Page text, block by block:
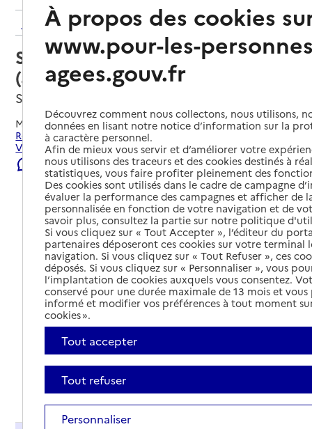
Retour aux résultats de l'annuaire
Service autonomie à domicile
(aide) – Âges et vie
Saint-Vallier, SAONE-ET-LOIRE
Mis à jour le03/08/2026
Rechercher les établissements et services autour de Saint-
Vallier.
Signaler une erreur
À propos des cookies
www.pour-les-
agees.gouv.fr
Découvrez comment nous collectons, nous utilisons,
données en lisant notre notice d’information sur la
à caractère personnel.
Afin de mieux vous servir et d’améliorer votre
nous utilisons des traceurs et des cookies destinés à
statistiques, vous faire profiter pleinement des
Des cookies sont utilisés dans le cadre de campagne
évaluer la performance des campagnes et afficher de
personnalisée en fonction de votre navigation et de
savoir plus, consultez la partie sur notre politique
Si vous cliquez sur « Tout Accepter », l’éditeur du
partenaires déposeront ces cookies sur votre terminal
navigation. Si vous cliquez sur « Tout Refuser », ces
déposés. Si vous cliquez sur « Personnaliser », vous
l’implantation de cookies auxquels vous consentez.
conservé pour une durée maximale de 13 mois et
informé et modifier vos préférences à tout moment
cookies ».
Tout accepter
Tout refuser
Personnaliser